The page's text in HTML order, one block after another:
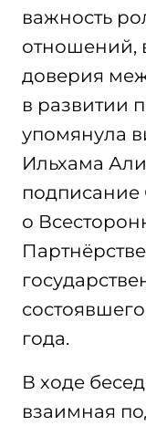
важность
отношений,
доверия
в развитии
упомянула
Ильхама
подписание
о
года.
В ходе
взаимная